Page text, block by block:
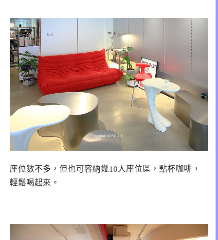
座位數不多，但也可容納幾10人座位區，點杯咖啡，
輕鬆喝起來。